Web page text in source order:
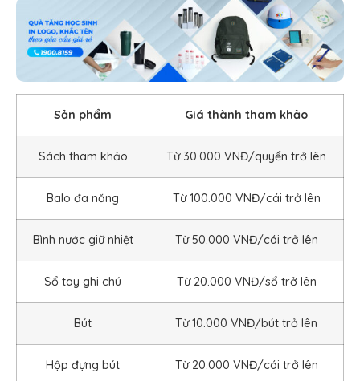
Sản phẩm Giá thành tham khảo
Sách tham khảo Từ 30.000 VNĐ/quyển trở lên
Balo đa năng Từ 100.000 VNĐ/cái trở lên
Bình nước giữ nhiệt Từ 50.000 VNĐ/cái trở lên
Sổ tay ghi chú Từ 20.000 VNĐ/sổ trở lên
Bút Từ 10.000 VNĐ/bút trở lên
Hộp đựng bút Từ 20.000 VNĐ/cái trở lên